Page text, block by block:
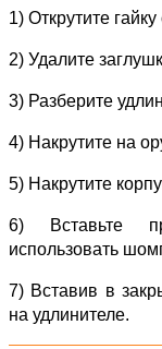
1) Открутите
2) Удалите
3) Разберите
4) Накрутите на
5) Накрутите
6) Вставьте
использовать
7) Вставив в
на удлинителе.